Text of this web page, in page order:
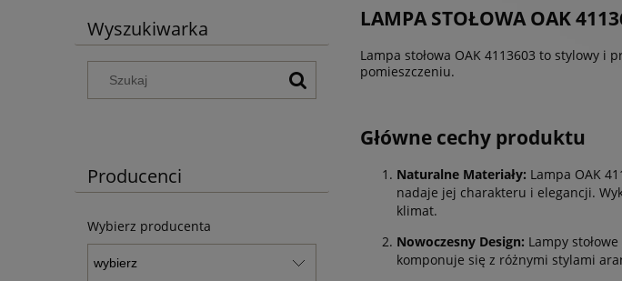
Wyszukiwarka
Producenci
Wybierz producenta
LAMPA STOŁOWA OAK
Lampa stołowa OAK 4113603 to stylowy
pomieszczeniu.
Główne cechy produktu
Naturalne Materiały: Lampa OAK
nadaje jej charakteru i elegancji.
klimat.
Nowoczesny Design: Lampy
komponuje się z różnymi stylami